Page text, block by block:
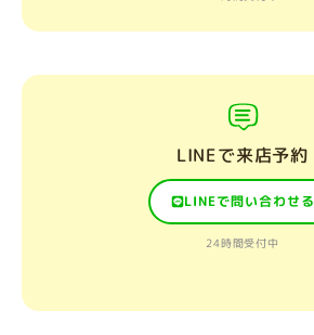
LINEで来店予約
LINEで問い合わせる
24時間受付中